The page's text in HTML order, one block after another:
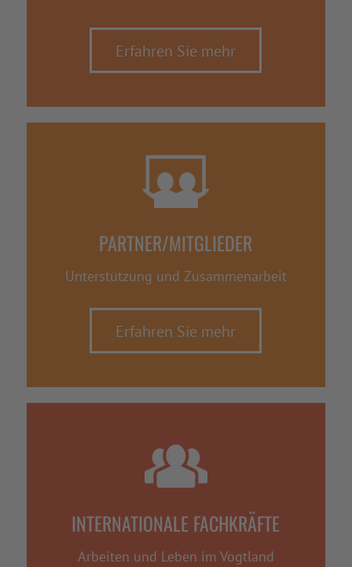
Erfahren Sie mehr
PARTNER/MITGLIEDER
Unterstützung und Zusammenarbeit
Erfahren Sie mehr
INTERNATIONALE FACHKRÄFTE
Arbeiten und Leben im Vogtland